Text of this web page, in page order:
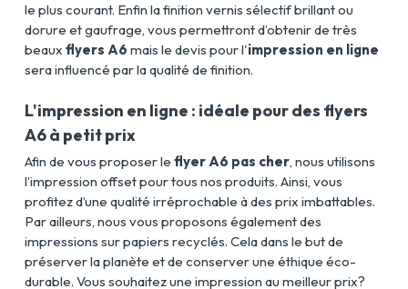
le plus courant. Enfin la finition vernis sélectif brillant ou
dorure et gaufrage, vous permettront d’obtenir de très
beaux flyers A6 mais le devis pour l'impression en ligne
sera influencé par la qualité de finition.
L'impression en ligne : idéale pour des flyers
A6 à petit prix
Afin de vous proposer le flyer A6 pas cher, nous utilisons
l’impression offset pour tous nos produits. Ainsi, vous
profitez d’une qualité irréprochable à des prix imbattables.
Par ailleurs, nous vous proposons également des
impressions sur papiers recyclés. Cela dans le but de
préserver la planète et de conserver une éthique éco-
durable. Vous souhaitez une impression au meilleur prix?